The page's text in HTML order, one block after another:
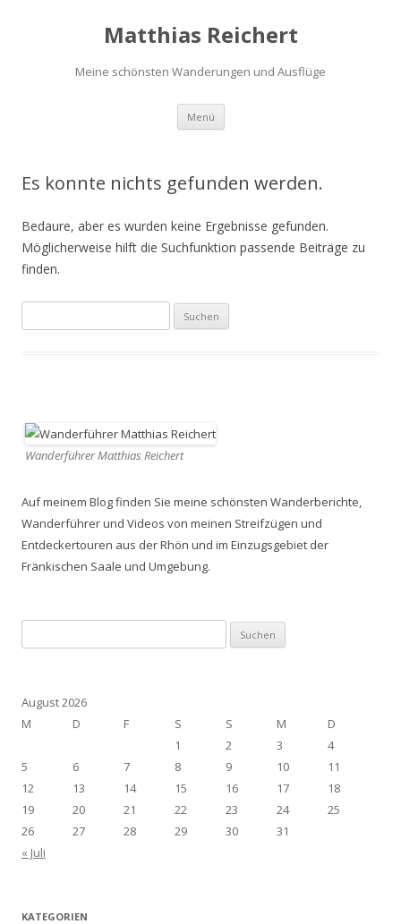
Matthias Reichert
Meine schönsten Wanderungen und Ausflüge
Menü Zum
springen
Es konnte nichts gefunden werden.
Bedaure, aber es wurden keine Ergebnisse gefunden.
Möglicherweise hilft die Suchfunktion passende Beiträge zu
finden.
nach:
Wanderführer Matthias Reichert
Auf meinem Blog finden Sie meine schönsten Wanderberichte,
Wanderführer und Videos von meinen Streifzügen und
Entdeckertouren aus der Rhön und im Einzugsgebiet der
Fränkischen Saale und Umgebung.
nach:
August 2026
M
D F S S M
D
1
2 3
4
5
6 7 8 9 10
11
12
13 14 15 16 17
18
19
20 21 22 23 24
25
26
27 28 29 30
31
« Juli
KATEGORIEN